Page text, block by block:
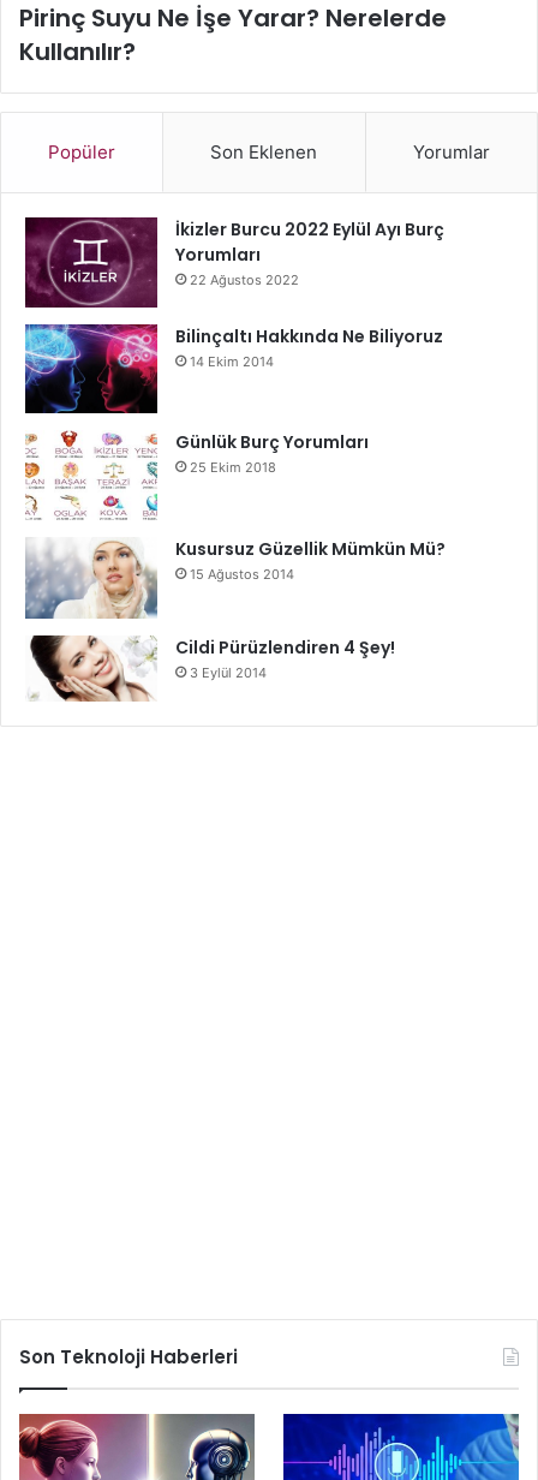
Pirinç Suyu Ne İşe Yarar? Nerelerde
Kullanılır?
Popüler Son Eklenen Yorumlar
İkizler Burcu 2022 Eylül Ayı Burç
Yorumları
22 Ağustos 2022
Bilinçaltı Hakkında Ne Biliyoruz
14 Ekim 2014
Günlük Burç Yorumları
25 Ekim 2018
Kusursuz Güzellik Mümkün Mü?
15 Ağustos 2014
Cildi Pürüzlendiren 4 Şey!
3 Eylül 2014
Son Teknoloji Haberleri